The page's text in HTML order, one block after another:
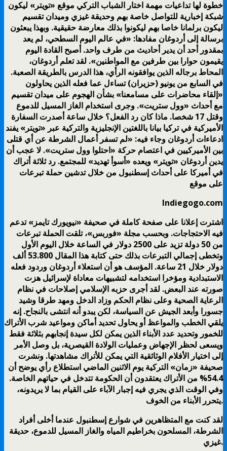
خطوة لها تداعيات مهمة اختار الشباب التركي موقع «تويتر» ليكون
شبكة إخبارية للتواصل خاصة بهم وحديقة غيزي وميدان تقسيم
ليكون برلمانا خاصا بهم ليكونوا بذلك معارضة حقيقية. وبهذا يبعثون
برسالة إلى أردوغان مفادها: «في عالم اليوم السطحي، لم يعد
بمقدور أحد أن يدير أحاديث من طرف واحد. أصبح القادة اليوم
يقيمون حوارا بين طرفين مع المواطنين». لقد تعلم أردوغان،
المحاط برجاله الذين يوافقونه الرأي، هذا الدرس بالطريقة الصعبة.
في السابع من يونيو (حزيران) تساءل عما فعله الذين يحاولون
«إلقاء محاضرات على مسامعنا» بشأن الهجوم على ميدان تقسيم
مع أحداث «وول ستريت». وجرى استخدام الغاز المسيل للدموع
وقتل 17 شخصا. ماذا كان رد الفعل؟ خلال ساعة أصدرت السفارة
الأميركية في تركيا بيانا باللغتين الإنجليزية والتركية عبر «تويتر» يفند
ادعاءات أردوغان وجاء فيه: «لم تسفر أعمال الشرطة عن أي قتلى
بين الأميركيين في اعتصام حركة «احتلوا وول ستريت». لا عجب أن
يدين أردوغان «تويتر» ويعده «أسوأ تهديد» للمجتمع. رد ثلاثة أتراك
في أميركا على أحداث إسطنبول من خلال تدشين حملة تبرعات
على موقع
Indiegogo.com
اشترت إعلانا على صفحة كاملة في صحيفة «نيويورك تايمز» تدعم
فيه الاحتجاجات. وبحسب مجلة «فوربس»، تلقت الحملة تبرعات
من 50 دولة تزيد على 2500 دولار في الساعة خلال اليوم الأول
وتخطى إجمالي التبرعات بذلك حتى كتابة هذا المقال 53.800 ألف
دولار خلال 21 ساعة. المؤسف هو أن استعلاء أردوغان وردود فعله
الاستبدادية ومؤخرا استخدامه لتشبيهات معاداة لإسرائيل هزت
صورته عند البعض. لقد أجرى حزبه الإسلامي إصلاحات في نظام
الرعاية الصحية وعلى نظام الحكم وزاد الدخل ومهد طرقا وشيد
جسورا وأبعد الجيش عن السياسة، لكن يبدو أنه انتشى بالنجاح. إنه
يلقي الخطب والمواعظ أو يحاول تحديد أماكن ومواعيد شرب الأتراك
للخمور وتحديد عدد الأبناء الذين يمكن لكل سيدة إنجابهم بثلاثة فقط
ويسعى لحظر الإجهاض وعمليات الولادة القيصرية، بل وصل الأمر
إلى اختيار الأفلام الوثائقية التي يمكن للأتراك مشاهدتها. ونشرت
صحيفة «زمان» التركية يوم الاثنين الماضي استطلاع رأي يوضح أن
54.4% من الأتراك يعتقدون أن الحكومة تتدخل في حياتهم الخاصة.
وفي الوقت الذي يجري فيه إجبار الآباء على القيام بما لا يريدونه،
يتحرر الأبناء من الخوف.
لقد كنت مع المتظاهرين في شوارع إسطنبول عندما أخلى أفراد
الشرطة، المسلحون بخراطيم المياه والغاز المسيل للدموع، حديقة
غيزي.